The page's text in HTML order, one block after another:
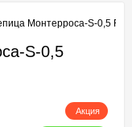
Монтерроса-S-0,5
S-0,5
Акция